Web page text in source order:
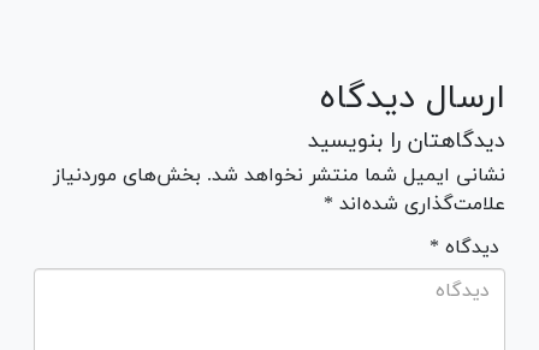
ارسال دیدگاه
دیدگاهتان را بنویسید
نشانی ایمیل شما منتشر نخواهد شد. بخش‌های موردنیاز
علامت‌گذاری شده‌اند *
* دیدگاه